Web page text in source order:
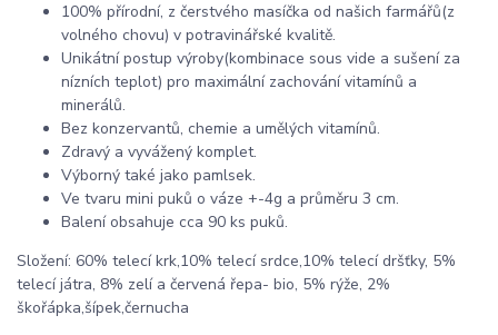
100% přírodní, z čerstvého masíčka od našich farmářů(z
volného chovu) v potravinářské kvalitě.
Unikátní postup výroby(kombinace sous vide a sušení za
nízních teplot) pro maximální zachování vitamínů a
minerálů.
Bez konzervantů, chemie a umělých vitamínů.
Zdravý a vyvážený komplet.
Výborný také jako pamlsek.
Ve tvaru mini puků o váze +-4g a průměru 3 cm.
Balení obsahuje cca 90 ks puků.
Složení: 60% telecí krk,10% telecí srdce,10% telecí dršťky, 5%
telecí játra, 8% zelí a červená řepa- bio, 5% rýže, 2%
škořápka,šípek,černucha